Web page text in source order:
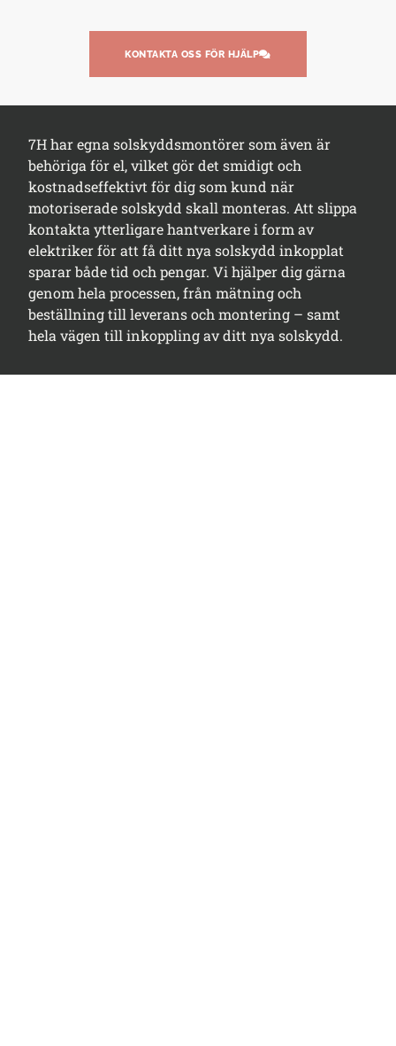
KONTAKTA OSS FÖR HJÄLP
7H har egna solskyddsmontörer som även är
behöriga för el, vilket gör det smidigt och
kostnadseffektivt för dig som kund när
motoriserade solskydd skall monteras. Att slippa
kontakta ytterligare hantverkare i form av
elektriker för att få ditt nya solskydd inkopplat
sparar både tid och pengar. Vi hjälper dig gärna
genom hela processen, från mätning och
beställning till leverans och montering – samt
hela vägen till inkoppling av ditt nya solskydd.